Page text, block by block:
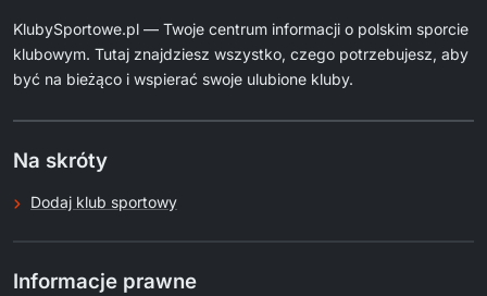
KlubySportowe.pl — Twoje centrum informacji o polskim sporcie
klubowym. Tutaj znajdziesz wszystko, czego potrzebujesz, aby
być na bieżąco i wspierać swoje ulubione kluby.
Na skróty
Dodaj klub sportowy
Informacje prawne